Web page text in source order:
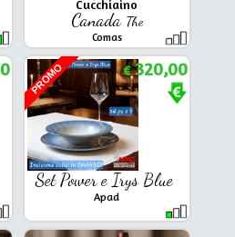
Cucchiaino
Canada The
Comas
Set Power e Irys Blue
Apad
PROMO €320,00